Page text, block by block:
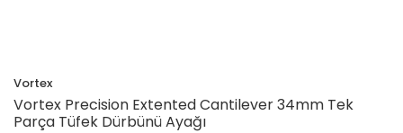
Vortex
Vortex Precision Extented Cantilever 34mm Tek
Parça Tüfek Dürbünü Ayağı